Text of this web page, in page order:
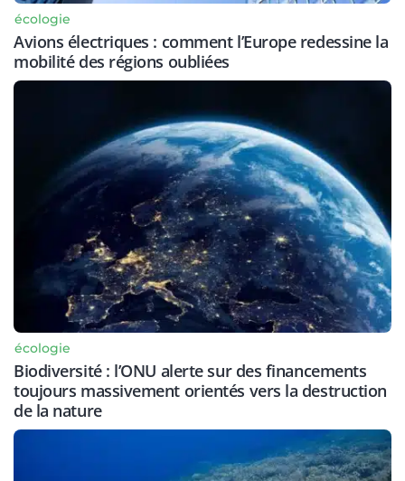
écologie
Avions électriques : comment l’Europe redessine la
mobilité des régions oubliées
écologie
Biodiversité : l’ONU alerte sur des financements
toujours massivement orientés vers la destruction
de la nature